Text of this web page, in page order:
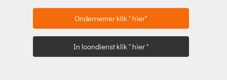
Ondernemer klik " hier"
In loondienst klik " hier "